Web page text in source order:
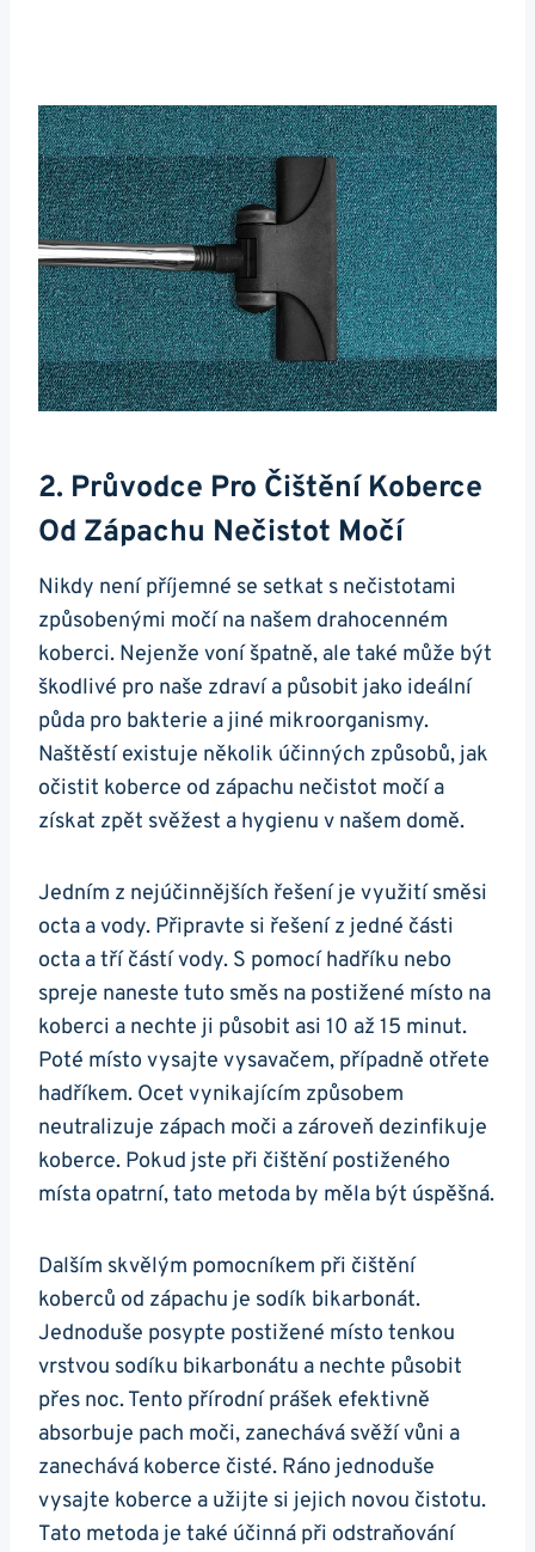
2. Průvodce Pro Čištění Koberce
Od Zápachu Nečistot Močí
Nikdy není příjemné se setkat s nečistotami
způsobenými močí na našem drahocenném
koberci. Nejenže voní špatně, ale také může být
škodlivé pro naše zdraví a působit jako ideální
půda pro bakterie a jiné mikroorganismy.
Naštěstí existuje několik účinných způsobů, jak
očistit koberce od zápachu nečistot močí a
získat zpět svěžest a hygienu v našem domě.
Jedním z nejúčinnějších řešení je využití směsi
octa a vody. Připravte si řešení z jedné části
octa a tří částí vody. S pomocí hadříku nebo
spreje naneste tuto směs na postižené místo na
koberci a nechte ji působit asi 10 až 15 minut.
Poté místo vysajte vysavačem, případně otřete
hadříkem. Ocet vynikajícím způsobem
neutralizuje zápach moči a zároveň dezinfikuje
koberce. Pokud jste při čištění postiženého
místa opatrní, tato metoda by měla být úspěšná.
Dalším skvělým pomocníkem při čištění
koberců od zápachu je sodík bikarbonát.
Jednoduše posypte postižené místo tenkou
vrstvou sodíku bikarbonátu a nechte působit
přes noc. Tento přírodní prášek efektivně
absorbuje pach moči, zanechává svěží vůni a
zanechává koberce čisté. Ráno jednoduše
vysajte koberce a užijte si jejich novou čistotu.
Tato metoda je také účinná při odstraňování